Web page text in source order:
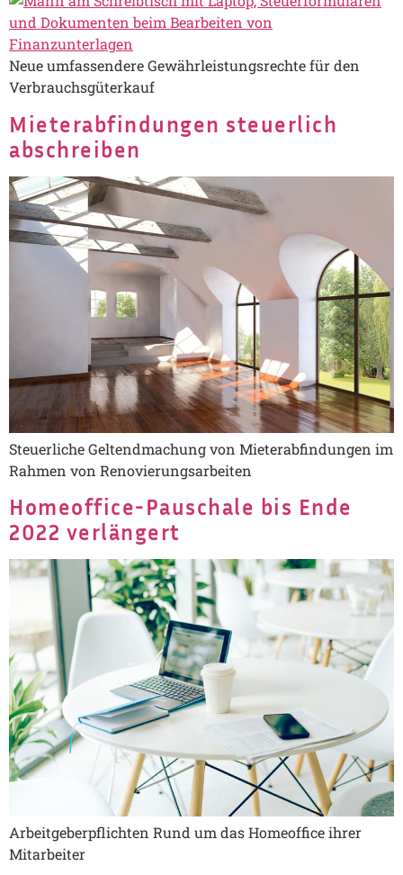
Neue umfassendere Gewährleistungsrechte für den
Verbrauchsgüterkauf
Mieterabfindungen steuerlich
abschreiben
Steuerliche Geltendmachung von Mieterabfindungen im
Rahmen von Renovierungsarbeiten
Homeoffice-Pauschale bis Ende
2022 verlängert
Arbeitgeberpflichten Rund um das Homeoffice ihrer
Mitarbeiter